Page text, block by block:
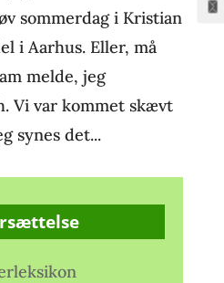
sommerdag i Kristian
i Aarhus. Eller, må
melde, jeg
Vi var kommet skævt
synes det...